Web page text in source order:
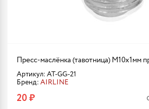
Пресс-маслёнка (тавотница) М10х1мм
Артикул: AT-GG-21
Бренд: AIRLINE
20 ₽